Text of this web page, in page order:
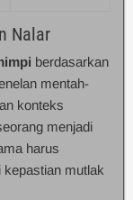
Nalar
berdasarkan
mentah-
konteks
menjadi
harus
mutlak